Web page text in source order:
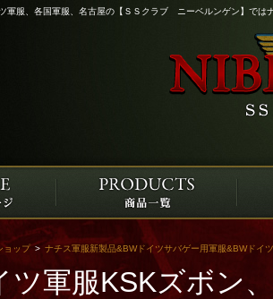
ツ軍服KSKズボン
ョップ > ナチス軍服新製品&BWドイツサバゲー用軍服&BWドイ
軍服、各国軍服、名古屋の【ＳＳクラブ ニーベルンゲン】では